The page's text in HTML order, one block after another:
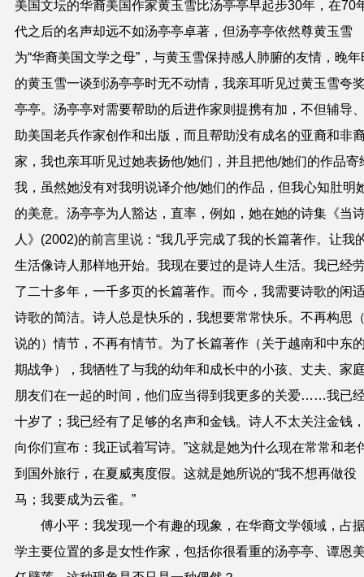
美国文坛的华裔美国作家黄玉雪比汤亭亭早起步30年，在70
代之后的名声却远不如汤亭亭卓著，但汤亭亭依然尊黄玉雪
为“华裔美国文学之母”，与黄玉雪保持感人肺腑的友情，晚年
的黄玉雪一谈到汤亭亭时无不动情，我亲耳听见过黄玉雪夸
亭亭。汤亭亭对需要帮助的后进作家则提携有加，不但辅导
助美国老兵作家创作和出版，而且帮助没有成名的亚裔和非
家，我也亲耳听见过她表扬他/她们，并且把他/她们的作品寄
我，虽然她没有对我明说译介他/她们的作品，但我心知肚明
的美意。汤亭亭为人豁达，直率，例如，她在她的诗集《当
人》(2002)的前言里说：“我几乎完成了我的长篇著作。让我
生活像诗人那样地开始。我现在要过的是诗人生活。我已经
了二十多年，一千多页的长篇著作。而今，我需要诗歌的闲
诗歌的简洁。诗人总是快乐的，我想要常常快乐。不再构思
说的）情节，不再有情节。为了长篇著作（关于越南和中东
期战争），我牺牲了与我的幼年和成长中的小孩、丈夫、家
朋友们在一起的时间，他们应当得到我更多的关爱……我已
十岁了；我已经有了足够的名声和金钱。诗人不太关注金钱
向你们宣布：我正试着写诗。”这就是她为什么现在常常和老
到国外旅行，在夏威夷度假。这就是她所说的“我不想再做役
马；我要成为云雀。”
傅小平：我发现一个有趣的现象，在华裔文学领域，占
学主要位置的多是女性作家，包括你很看重的汤亭亭、谭恩